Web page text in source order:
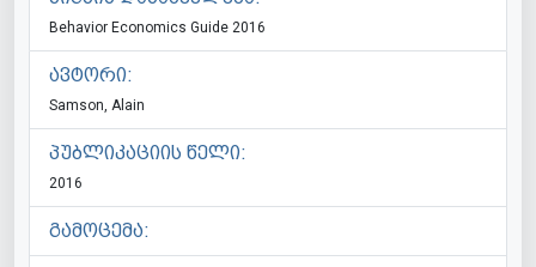
Behavior Economics Guide 2016
ავტორი:
Samson, Alain
პუბლიკაციის წელი:
2016
გამოცემა: